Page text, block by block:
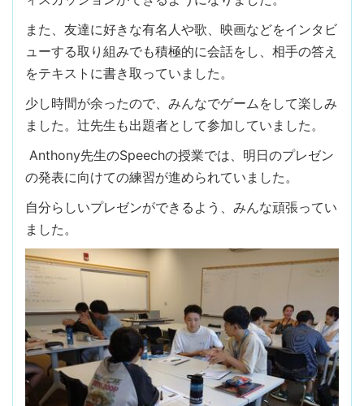
また、友達に好きな有名人や歌、映画などをインタビ
ューする取り組みでも積極的に会話をし、相手の答え
をテキストに書き取っていました。
少し時間が余ったので、みんなでゲームをして楽しみ
ました。辻先生も出題者として参加していました。
Anthony先生のSpeechの授業では、明日のプレゼン
の発表に向けての練習が進められていました。
自分らしいプレゼンができるよう、みんな頑張ってい
ました。